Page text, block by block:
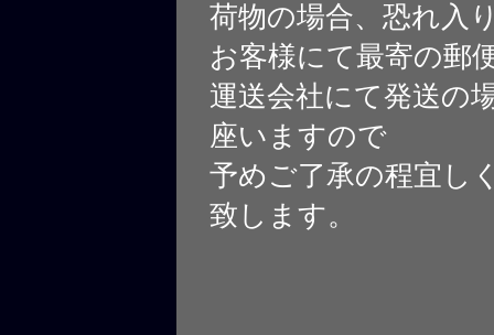
荷物の場合、恐れ入
お客様にて最寄の郵
運送会社にて発送の
座いますので
予めご了承の程宜し
致します。